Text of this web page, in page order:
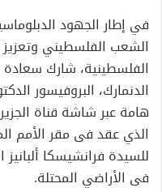
في إطار الجهود
الشعب الفلسطيني
الفلسطينية، شارك
الدنمارك، البروفيسور
هامة عبر شاشة قناة
الذي عقد فى مقر الأمم
للسيدة فرانشيسكا
فى الأراضي المحتلة.